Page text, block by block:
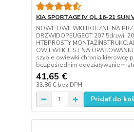
KIA SPORTAGE IV QL 16-21 SUN
NOWE OWIEWKI BOCZNE NA
DRZWIDOPEUGEOT 207 5drzwi
HTBPROSTY
OWIEWEK JEST NA
szybie owiewki chronią kierowcę
bezpośrednim oddziaływaniem
41,65 €
33,86 € bez DPH
Pridať do